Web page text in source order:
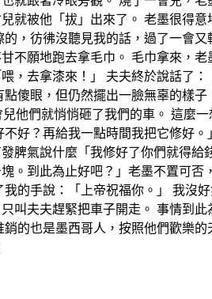
就被他「拔」出來了。 老墨很得
，彷彿沒聽見我的話，過了一會
不願地跑去拿毛巾。 毛巾拿來，
，去拿漆來！」 夫夫終於說話了
傻眼，但仍然擺出一臉無辜的樣
他們就悄悄砸了我們的車。 這麼
好？再給我一點時間我把它修好
脾氣說什麼「我修好了你們就得
。到此為止好吧？」老墨不置可
的手說：「上帝祝福你。」 我沒
叫夫夫趕緊把車子開走。 事情到
的也是墨西哥人，按照他們歡樂